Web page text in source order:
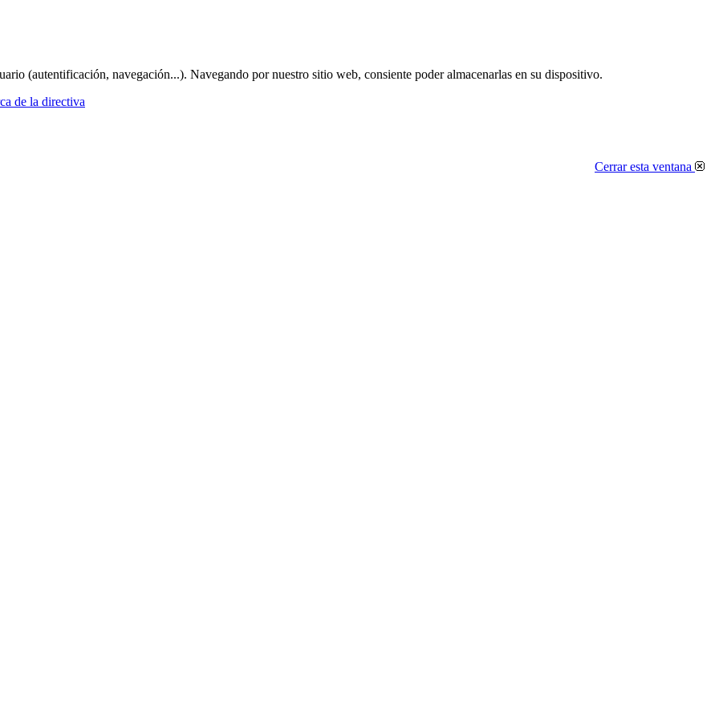
(autentificación, navegación...). Navegando por nuestro sitio web, consiente poder almacenarlas en su dispositivo.
de la directiva
Cerrar esta ventana